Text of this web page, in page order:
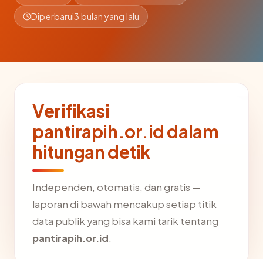
Diperbarui3 bulan yang lalu
Verifikasi
pantirapih.or.id dalam
hitungan detik
Independen, otomatis, dan gratis —
laporan di bawah mencakup setiap titik
data publik yang bisa kami tarik tentang
pantirapih.or.id.